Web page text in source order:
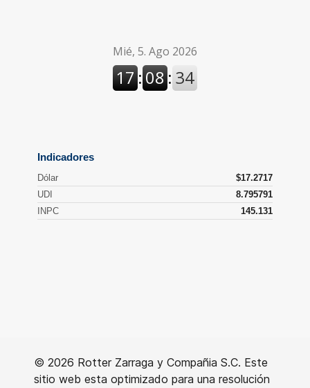
© 2026 Rotter Zarraga y Compañia S.C. Este
sitio web esta optimizado para una resolución